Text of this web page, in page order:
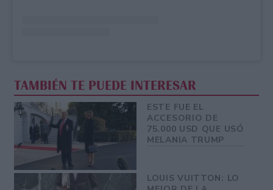
TAMBIÉN TE PUEDE INTERESAR
ESTE FUE EL
ACCESORIO DE
75.000 USD QUE USÓ
MELANIA TRUMP
LOUIS VUITTON: LO